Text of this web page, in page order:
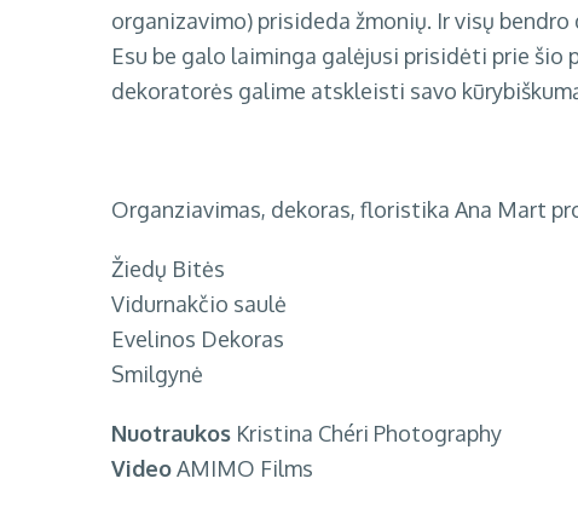
organizavimo) prisideda žmonių. Ir visų
Esu be galo laiminga galėjusi prisidėti prie šio
dekoratorės galime atskleisti savo
Organziavimas, dekoras, floristika Ana Mart
Žiedų Bitės
Vidurnakčio saulė
Evelinos Dekoras
Smilgynė
Nuotraukos Kristina Chéri Photography
VideoAMIMO Films